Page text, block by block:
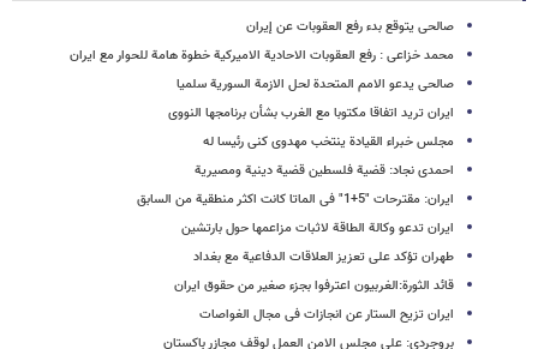
صالحی یتوقع بدء رفع العقوبات عن إیران
محمد خزاعی : رفع العقوبات الاحادیة الامیرکیة خطوة هامة للحوار مع ایران
صالحی یدعو الامم المتحدة لحل الازمة السوریة سلمیا
ایران ترید اتفاقا مکتوبا مع الغرب بشأن برنامجها النووی
مجلس خبراء القیادة ینتخب مهدوی کنی رئیسا له
احمدی نجاد: قضیة فلسطین قضیة دینیة ومصیریة
ایران: مقترحات "5+1" فی الماتا کانت اکثر منطقیة من السابق
ایران تدعو وکالة الطاقة لاثبات مزاعمها حول بارتشین
طهران تؤکد على تعزیز العلاقات الدفاعیة مع بغداد
قائد الثورة:الغربیون اعترفوا بجزء صغیر من حقوق ایران
ایران تزیح الستار عن انجازات فی مجال الغواصات
بروجردی: على مجلس الامن العمل لوقف مجازر باکستان